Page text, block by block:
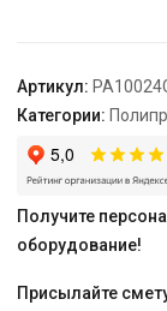
AQUA"
для
холодной
воды
Артикул:
Категории:
Получите
оборудование!
Присылайте